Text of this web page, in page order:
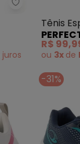
Perfecta -
juros
Tênis
com
R$
ou 3x de
-31%